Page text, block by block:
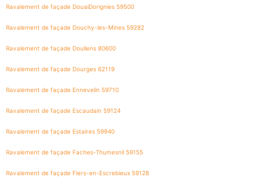
Ravalement de façade DouaiDorignies 59500
Ravalement de façade Douchy-les-Mines 59282
Ravalement de façade Doullens 80600
Ravalement de façade Dourges 62119
Ravalement de façade Ennevelin 59710
Ravalement de façade Escaudain 59124
Ravalement de façade Estaires 59940
Ravalement de façade Faches-Thumesnil 59155
Ravalement de façade Flers-en-Escrebieux 59128